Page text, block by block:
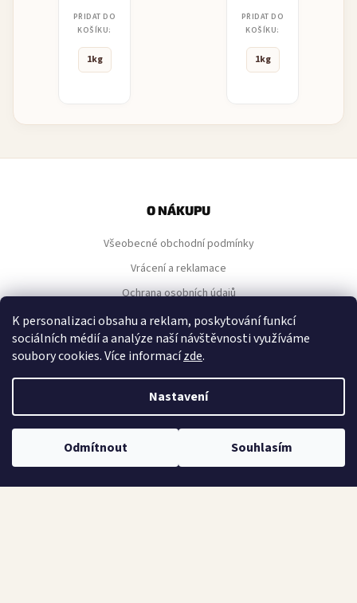
K personalizaci obsahu a reklam, poskytování funkcí
sociálních médií a analýze naší návštěvnosti využíváme
soubory cookies. Více informacízde.
Nastavení
Odmítnout Souhlasím
PŘIDAT DO
KOŠÍKU:
1kg
PŘIDAT DO
KOŠÍKU:
1kg
O NÁKUPU
Všeobecné obchodní podmínky
Vrácení a reklamace
Ochrana osobních údajů
Nastavení cookies
NAVIGACE
Kontakt
Všechny produkty